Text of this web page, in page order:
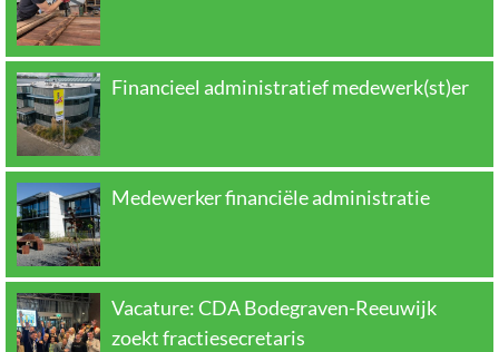
Financieel administratief medewerk(st)er
Medewerker financiële administratie
Vacature: CDA Bodegraven-Reeuwijk
zoekt fractiesecretaris